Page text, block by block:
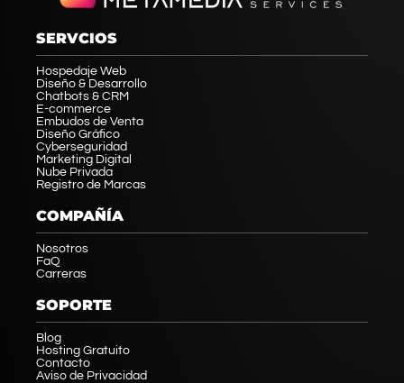
SERVCIOS
Hospedaje Web
Diseño & Desarrollo
Chatbots & CRM
E-commerce
Embudos de Venta
Diseño Gráfico
Cyberseguridad
Marketing Digital
Nube Privada
Registro de Marcas
COMPAÑÍA
Nosotros
FaQ
Carreras
SOPORTE
Blog
Hosting Gratuito
Contacto
Aviso de Privacidad